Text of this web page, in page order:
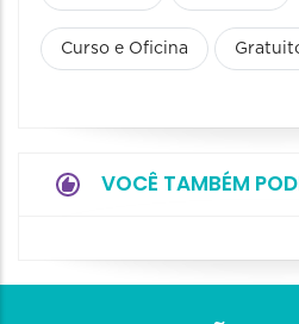
Curso e Oficina
VOCÊ TAMBÉM